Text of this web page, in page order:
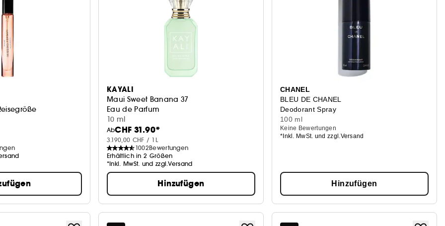
KAYALI
Maui Sweet Banana 37
Eau de Parfum
10 ml
AbCHF 31.90*
3.190,00 CHF / 1L
1002Bewertungen
Erhältlich in 2 Größen
*Inkl. MwSt. und zzgl.Versand
Hinzufügen
CHANEL
BLEU DE CHANEL
Deodorant Spray
100 ml
Keine Bewertungen
*Inkl. MwSt. und zzgl.Versand
Hinzufügen